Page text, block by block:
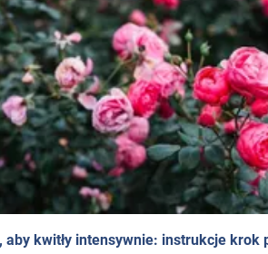
aby kwitły intensywnie: instrukcje krok